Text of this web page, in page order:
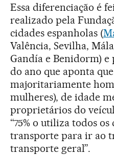
Essa diferenciação é
realizado pela
cidades espanholas (
Valência, Sevilha,
Gandía e Benidorm) e
do ano que aponta
majoritariamente
mulheres), de idade
proprietários do
“75% o utiliza todos
transporte para ir ao
transporte geral”.